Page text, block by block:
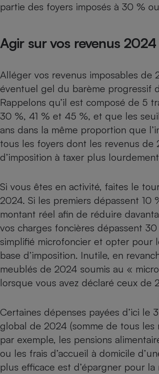
partie des foyers imposés à 30 %
Agir sur vos revenus 2024
Alléger vos revenus imposables
éventuel gel du barème progressif
Rappelons qu’il est composé de 5
30 %, 41 % et 45 %, et que les
ans dans la même proportion que
tous les foyers dont les revenus
d’imposition à taxer plus
Si vous êtes en activité, faites le
2024. Si les premiers dépassent
montant réel afin de réduire
vos charges foncières dépassent
simplifié microfoncier et opter pour
base d’imposition. Inutile, en
meublés de 2024 soumis au «
lorsque vous avez déclaré ceux de
Certaines dépenses payées d’ici
global de 2024 (somme de tous les
par exemple, les pensions
ou les frais d’accueil à domicile
plus efficace est d’épargner pour